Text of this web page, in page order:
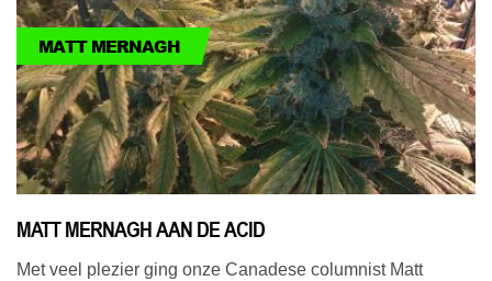
MATT MERNAGH
MATT MERNAGH AAN DE ACID
Met veel plezier ging onze Canadese columnist Matt